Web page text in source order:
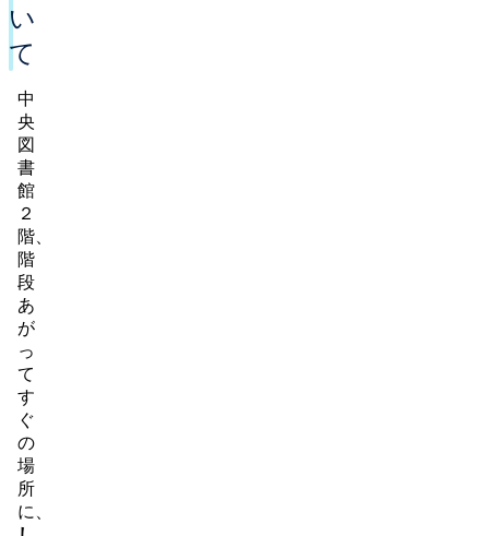
い
て
中
央
図
書
館
２
階、
階
段
あ
が
っ
て
す
ぐ
の
場
所
に、